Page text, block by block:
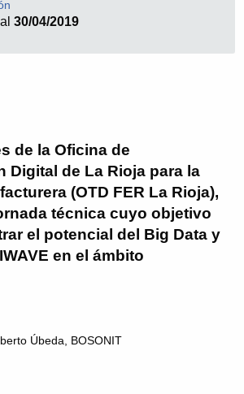
al30/04/2019
de la Oficina de
Digital de La Rioja para la
(OTD FER La Rioja),
técnica cuyo objetivo
el potencial del Big Data y
en el ámbito
Úbeda, BOSONIT